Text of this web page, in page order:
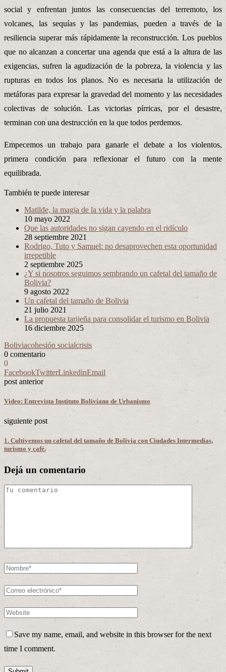
social y enfrentan juntos las consecuencias del terremoto, los
volcanes, las sequías y las pandemias, pueden a través de la
resiliencia superar más rápidamente la reconstrucción. Los pueblos
que no alcanzan a concertar una agenda que está a la altura de las
exigencias, sufren la agudización de la pobreza, la violencia y las
rupturas en todos los planos. No es necesaria la utilización de
metáforas para expresar la gravedad del momento y las necesidades
colectivas de solución. Las victorias pírricas, por el desastre,
terminan con una destrucción en la que todos perdemos.
Empecemos un trabajo para ganarle el debate a los violentos,
primera condición para reflexionar el futuro con la mente
equilibrada.
También te puede interesar
Matilde, la magia de la vida y la palabra
10 mayo 2022
Que las autoridades no sigan cayendo en el ridículo
28 septiembre 2021
Rodrigo, Tuto y Samuel: no desaprovechen esta oportunidad
irrepetible
2 septiembre 2025
¿Y si nosotros seguimos sembrando un cafetal del tamaño de
Bolivia?
9 agosto 2022
Un cafetal del tamaño de Bolivia
21 julio 2021
La propuesta tarijeña para consolidar el turismo en Bolivia
16 diciembre 2025
Boliviacohesión socialcrisis
0 comentario
0
FacebookTwitterLinkedinEmail
post anterior
Video: Entrevista Instituto Boliviano de Urbanismo
siguiente post
1. Cultivemos un cafetal del tamaño de Bolivia con Ciudades Intermedias,
turismo y café.
Dejá un comentario
Save my name, email, and website in this browser for the next
time I comment.